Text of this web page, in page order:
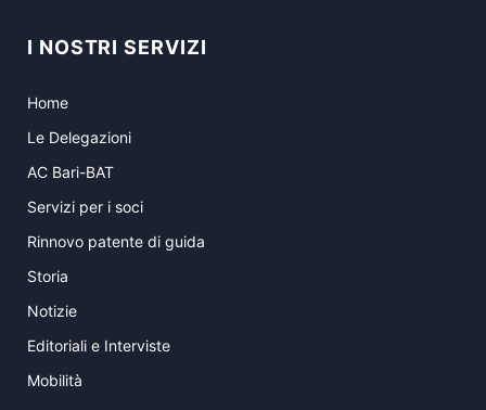
I NOSTRI SERVIZI
Home
Le Delegazioni
AC Bari-BAT
Servizi per i soci
Rinnovo patente di guida
Storia
Notizie
Editoriali e Interviste
Mobilità